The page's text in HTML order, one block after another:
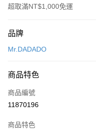
超取滿NT$1,000免運
信用卡一次付款
LINE Pay
街口支付
品牌
Mr.DADADO
商品特色
商品編號
11870196
商品特色